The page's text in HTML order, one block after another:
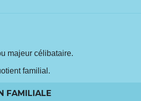
majeur célibataire.
familial.
FAMILIALE